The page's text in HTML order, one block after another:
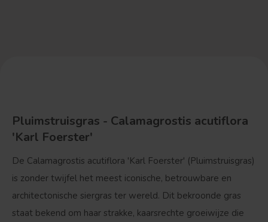
Pluimstruisgras - Calamagrostis acutiflora
'Karl Foerster'
De Calamagrostis acutiflora 'Karl Foerster' (Pluimstruisgras)
is zonder twijfel het meest iconische, betrouwbare en
architectonische siergras ter wereld. Dit bekroonde gras
staat bekend om haar strakke, kaarsrechte groeiwijze die